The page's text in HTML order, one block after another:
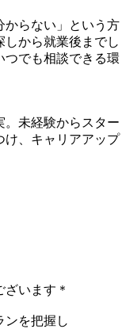
からない」という方
しから就業後までし
つでも相談できる環
。未経験からスター
け、キャリアアップ
います＊
ンを把握し